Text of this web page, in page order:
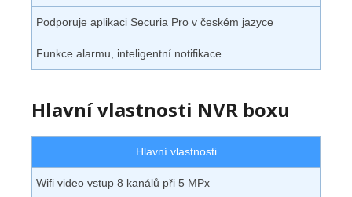
Podporuje aplikaci Securia Pro v českém jazyce
Funkce alarmu, inteligentní notifikace
Hlavní vlastnosti NVR boxu
Hlavní vlastnosti
Wifi video vstup 8 kanálů při 5 MPx